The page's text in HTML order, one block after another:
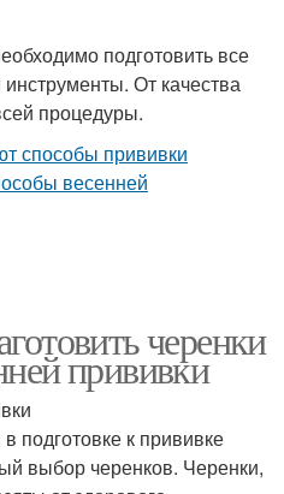
подготовить все
От качества
процедуры.
черенки
прививки
подготовке к прививке
выбор черенков. Черенки,